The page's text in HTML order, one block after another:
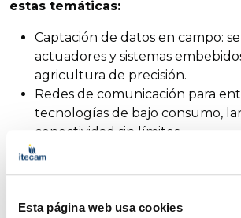
Esta página web usa cookies
estas temáticas:
Captación de datos en campo:
actuadores y sistemas
agricultura de precisión.
Redes de comunicación para
tecnologías de bajo consumo,
conectividad sin límites.
Automatización y control
cámara al diagnóstico de cultivos.